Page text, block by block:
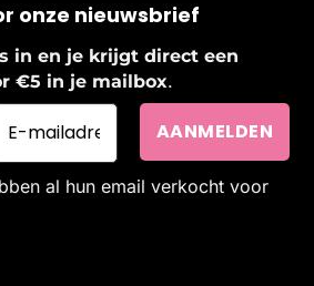
onze nieuwsbrief
in en je krijgt direct een
€5 in je mailbox.
al hun email verkocht voor